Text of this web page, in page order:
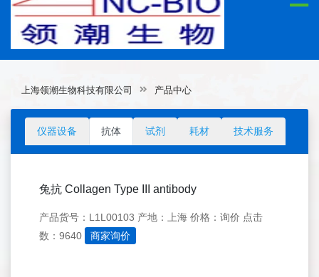
上海领潮生物科技有限公司 产品中心
仪器设备 抗体 试剂 耗材 技术服务
兔抗 Collagen Type III antibody
产品货号：L1L00103 产地：上海 价格：询价 点击
数：9640
商家询价